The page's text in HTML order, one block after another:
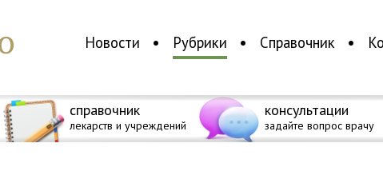
Новости Рубрики Справочник
справочник
лекарств и учреждений
консультации
задайте вопрос врачу